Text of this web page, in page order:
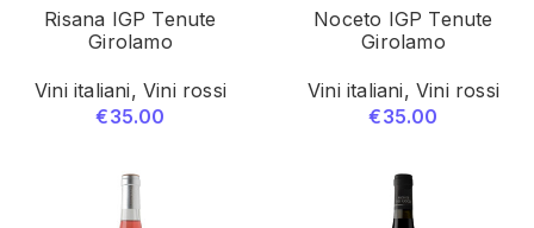
Risana IGP Tenute
Girolamo
Vini italiani, Vini rossi
€35.00
Noceto IGP Tenute
Girolamo
Vini italiani, Vini rossi
€35.00